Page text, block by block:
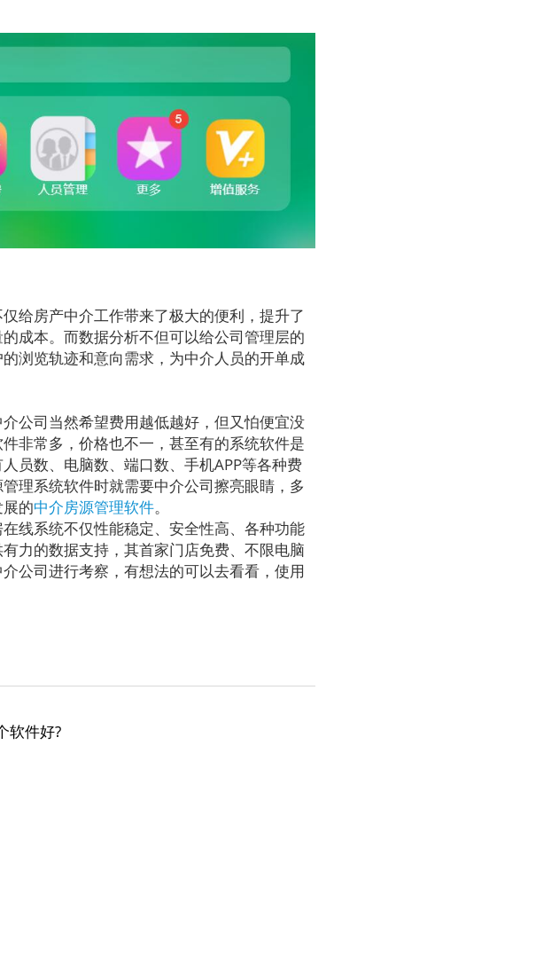
房产中介工作带来了极大的便利，提升了
成本。而数据分析不但可以给公司管理层的
浏览轨迹和意向需求，为中介人员的开单成
司当然希望费用越低越好，但又怕便宜没
非常多，价格也不一，甚至有的系统软件是
员数、电脑数、端口数、手机APP等各种费
理系统软件时就需要中介公司擦亮眼睛，多
的中介房源管理软件。
系统不仅性能稳定、安全性高、各种功能
力的数据支持，其首家门店免费、不限电脑
公司进行考察，有想法的可以去看看，使用
软件好?